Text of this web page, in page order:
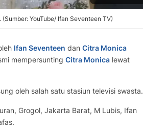
YouTube/ Ifan Seventeen TV)
Ifan Seventeen dan Citra Monica
mempersunting Citra Monica lewat
oleh salah satu stasiun televisi swasta.
Grogol, Jakarta Barat, M Lubis, Ifan